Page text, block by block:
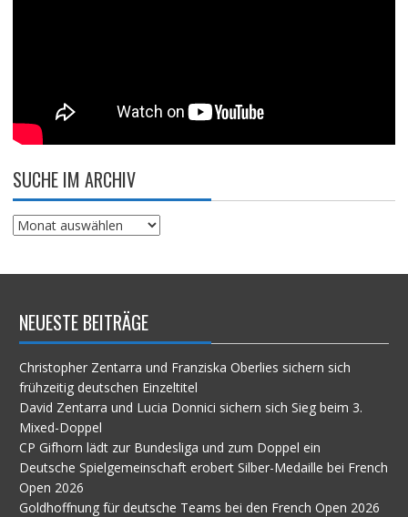
SUCHE IM ARCHIV
Suche
NEUESTE BEITRÄGE
Christopher Zentarra und Franziska Oberlies sichern sich
frühzeitig deutschen Einzeltitel
David Zentarra und Lucia Donnici sichern sich Sieg beim 3.
Mixed-Doppel
CP Gifhorn lädt zur Bundesliga und zum Doppel ein
Deutsche Spielgemeinschaft erobert Silber-Medaille bei French
Open 2026
Goldhoffnung für deutsche Teams bei den French Open 2026